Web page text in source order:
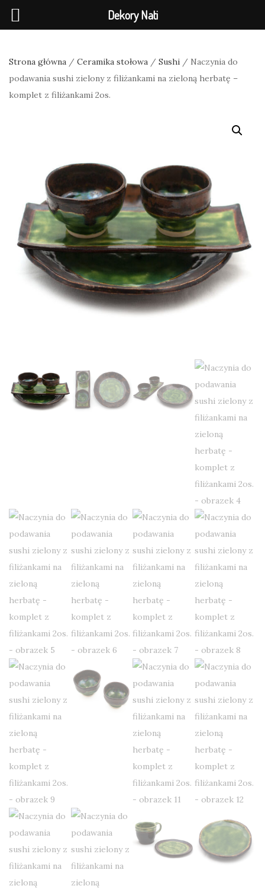
Strona główna / Ceramika stołowa / Sushi / Naczynia do
podawania sushi zielony z filiżankami na zieloną herbatę –
komplet z filiżankami 2os.
Dekory Nati